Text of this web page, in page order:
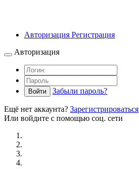
Авторизация Регистрация
Авторизация
Войти Забыли пароль?
Ещё нет аккаунта? Зарегистрироваться
Или войдите с помощью соц. сети